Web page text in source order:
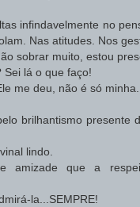
infindavelmente no
Nas atitudes. Nos
sobrar muito, estou
Sei lá o que faço!
me deu, não é só
brilhantismo presente
lindo.
amizade que a
la...SEMPRE!